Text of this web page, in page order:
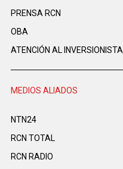
PRENSA RCN
OBA
ATENCIÓN AL INVERSIONISTA
MEDIOS ALIADOS
NTN24
RCN TOTAL
RCN RADIO